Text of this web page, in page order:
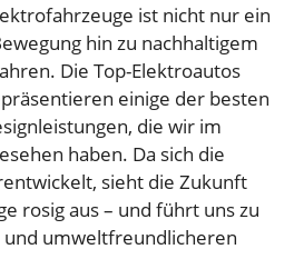
ist nicht nur ein
hin zu nachhaltigem
Die Top-Elektroautos
einige der besten
die wir im
haben. Da sich die
sieht die Zukunft
rosig aus – und führt uns zu
umweltfreundlicheren